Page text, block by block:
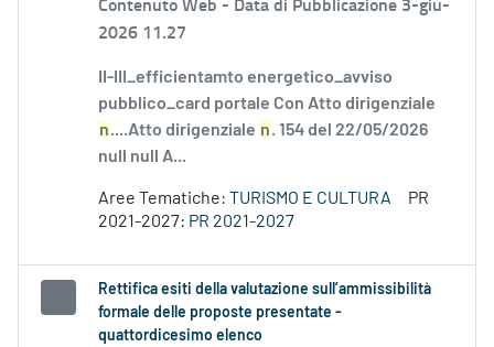
2026 11.27
II-III_efficientamto energetico_avviso
pubblico_card portale Con Atto dirigenziale
n....Atto dirigenziale n. 154 del 22/05/2026
null null A...
Aree Tematiche: TURISMO E CULTURA
PR
2021-2027: PR 2021-2027
Rettifica esiti della valutazione sull’ammissibilità
formale delle proposte presentate -
quattordicesimo elenco